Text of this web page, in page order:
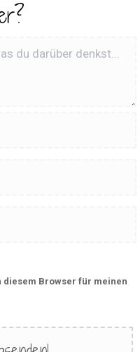
diesem Browser für meinen